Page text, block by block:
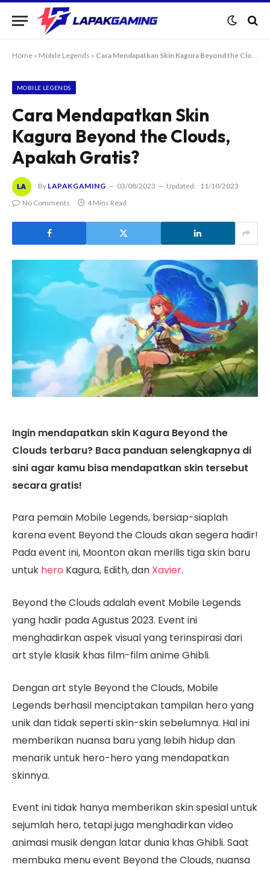
Home » Mobile Legends » Cara Mendapatkan Skin Kagura Beyond the Clouds, Apakah Gratis?
MOBILE LEGENDS
Cara Mendapatkan Skin
Kagura Beyond the Clouds,
Apakah Gratis?
By LAPAKGAMING 03/08/2023 Updated:
11/10/2023
No Comments
4 Mins Read
Ingin mendapatkan skin Kagura Beyond the
Clouds terbaru? Baca panduan selengkapnya di
sini agar kamu bisa mendapatkan skin tersebut
secara gratis!
Para pemain Mobile Legends, bersiap-siaplah
karena event Beyond the Clouds akan segera hadir!
Pada event ini, Moonton akan merilis tiga skin baru
untuk hero Kagura, Edith, dan Xavier.
Beyond the Clouds adalah event Mobile Legends
yang hadir pada Agustus 2023. Event ini
menghadirkan aspek visual yang terinspirasi dari
art style klasik khas film-film anime Ghibli.
Dengan art style Beyond the Clouds, Mobile
Legends berhasil menciptakan tampilan hero yang
unik dan tidak seperti skin-skin sebelumnya. Hal ini
memberikan nuansa baru yang lebih hidup dan
menarik untuk hero-hero yang mendapatkan
skinnya.
Event ini tidak hanya memberikan skin spesial untuk
sejumlah hero, tetapi juga menghadirkan video
animasi musik dengan latar dunia khas Ghibli. Saat
membuka menu event Beyond the Clouds, nuansa